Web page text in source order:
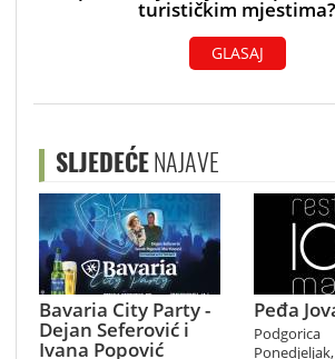
turističkim mjestima?
GLASAJ
SLJEDEĆENAJAVE
Bavaria City Party -
Dejan Seferović i
Ivana Popović
Peđa
Podgorica